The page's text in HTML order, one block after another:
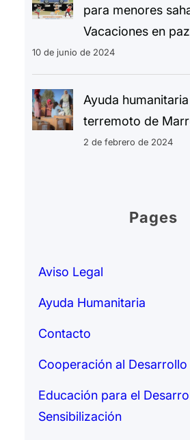
para menores
Vacaciones en
10 de junio de 2024
Ayuda
terremoto de
2 de febrero de 2024
Pages
Aviso Legal
Ayuda Humanitaria
Contacto
Cooperación al Desarrollo
Educación para el
Sensibilización